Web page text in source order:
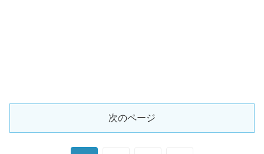
次のページ